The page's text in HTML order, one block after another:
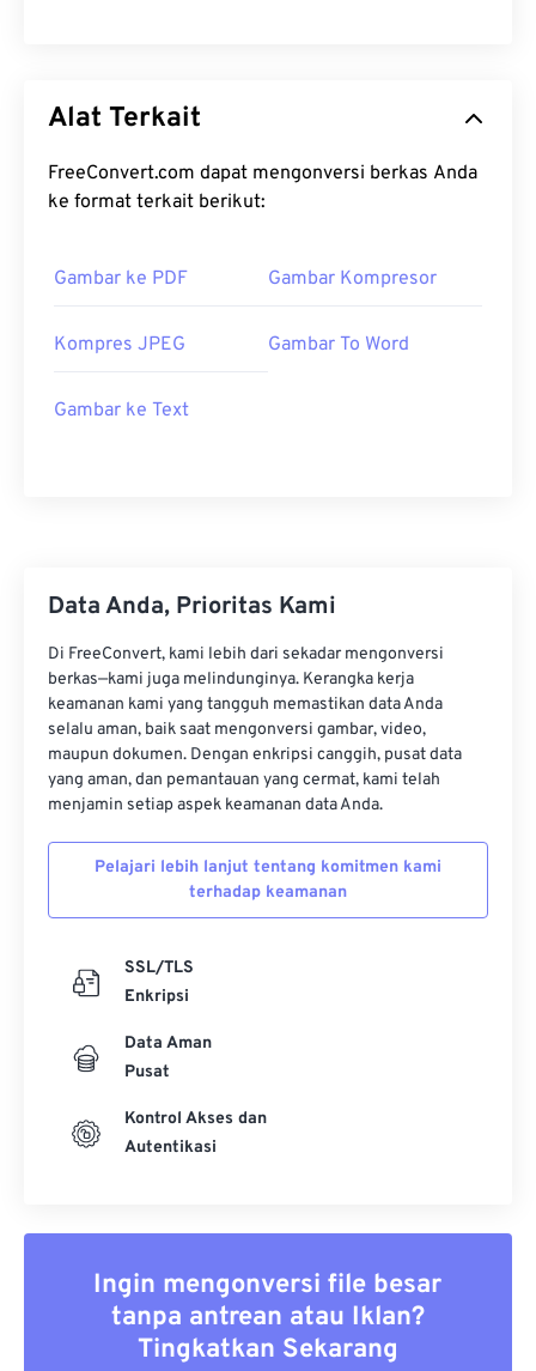
Alat Terkait
FreeConvert.com dapat mengonversi berkas Anda
ke format terkait berikut:
Gambar ke PDF Gambar Kompresor
Kompres JPEG Gambar To Word
Gambar ke Text
Data Anda, Prioritas Kami
Di FreeConvert, kami lebih dari sekadar mengonversi
berkas—kami juga melindunginya. Kerangka kerja
keamanan kami yang tangguh memastikan data Anda
selalu aman, baik saat mengonversi gambar, video,
maupun dokumen. Dengan enkripsi canggih, pusat data
yang aman, dan pemantauan yang cermat, kami telah
menjamin setiap aspek keamanan data Anda.
Pelajari lebih lanjut tentang komitmen kami
terhadap keamanan
SSL/TLS
Enkripsi
Data Aman
Pusat
Kontrol Akses dan
Autentikasi
Ingin mengonversi file besar
tanpa antrean atau Iklan?
Tingkatkan Sekarang